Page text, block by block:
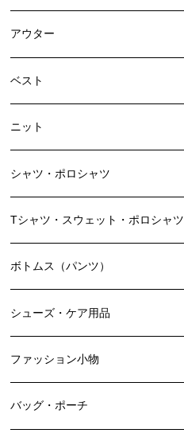
アウター
ベスト
ニット
シャツ・ポロシャツ
Tシャツ・スウェット・ポロシャツ
ボトムス（パンツ）
シューズ・ケア用品
ファッション小物
バッグ・ポーチ